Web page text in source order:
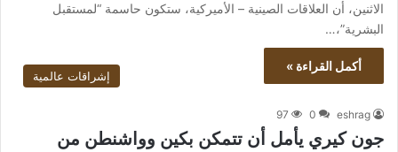
الاثنين، أن العلاقات الصينية – الأميركية، ستكون حاسمة “لمستقبل
البشرية”،…
أكمل القراءة »
إشراقات عالمية
eshrag
0
97
جون كيري يأمل أن تتمكن بكين وواشنطن من